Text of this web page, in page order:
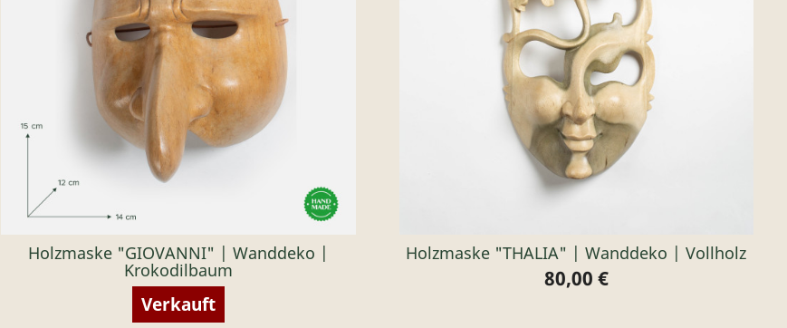
Holzmaske "GIOVANNI" | Wanddeko |
Krokodilbaum
Verkauft
Holzmaske "THALIA" | Wanddeko | Vollholz
Preis
80,00 €